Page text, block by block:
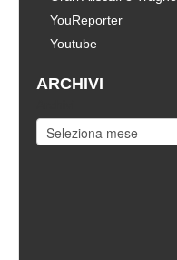
YouReporter
Youtube
ARCHIVI